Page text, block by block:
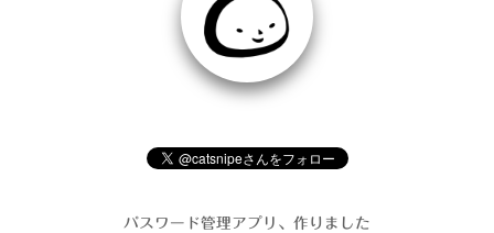
パスワード管理アプリ、作りました